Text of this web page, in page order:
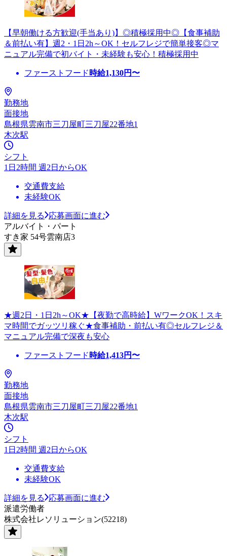
【早朝働ける方歓迎(手当あり)】◎積極採用中◎【食事補助
＆前払い有】週2・1日2h～OK！セルフレジで簡単接客◎マ
ニュアル完備で初バイト・未経験も安心！積極採用中
ファーストフード 時給1,130円〜
勤務地
面接地
島根県雲南市三刀屋町三刀屋22番地1
木次駅
シフト
1日2時間 週2日からOK
交通費支給
未経験OK
詳細を見る
応募画面に進む
アルバイト・パート
すき家 54号雲南店3
★週2日・1日2h～OK★【夜勤で高時給】WワークOK！スキ
マ時間でガッツリ稼ぐ★食事補助・前払い有◎セルフレジ＆
マニュアル完備で深夜も安心
ファーストフード 時給1,413円〜
勤務地
面接地
島根県雲南市三刀屋町三刀屋22番地1
木次駅
シフト
1日2時間 週2日からOK
交通費支給
未経験OK
詳細を見る
応募画面に進む
派遣労働者
株式会社レソリューション(52218)